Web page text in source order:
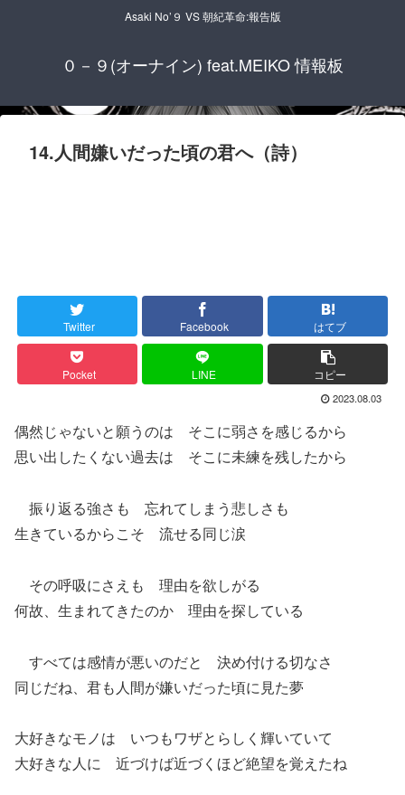
Asaki No’９ VS 朝紀革命:報告版
０－９(オーナイン) feat.MEIKO 情報板
14.人間嫌いだった頃の君へ（詩）
Twitter Facebook はてブ
Pocket LINE コピー
2023.08.03
偶然じゃないと願うのは そこに弱さを感じるから
思い出したくない過去は そこに未練を残したから
振り返る強さも 忘れてしまう悲しさも
生きているからこそ 流せる同じ涙
その呼吸にさえも 理由を欲しがる
何故、生まれてきたのか 理由を探している
すべては感情が悪いのだと 決め付ける切なさ
同じだね、君も人間が嫌いだった頃に見た夢
大好きなモノは いつもワザとらしく輝いていて
大好きな人に 近づけば近づくほど絶望を覚えたね